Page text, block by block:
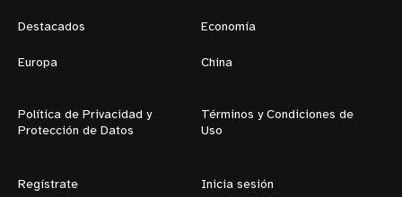
Destacados Economía
Europa China
Política de Privacidad y
Protección de Datos
Términos y Condiciones de
Uso
Regístrate Inicia sesión